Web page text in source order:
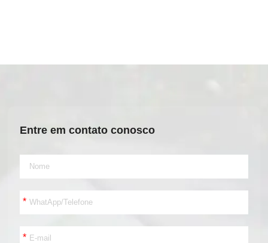
Entre em contato conosco
*
*